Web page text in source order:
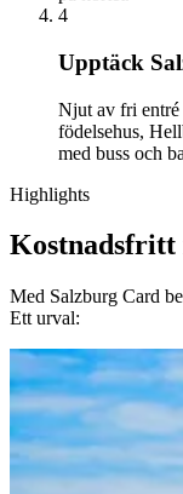
4
Upptäck
Njut av fri entré
födelsehus,
med buss och
Highlights
Kostnadsfritt
Med Salzburg Card
Ett urval: